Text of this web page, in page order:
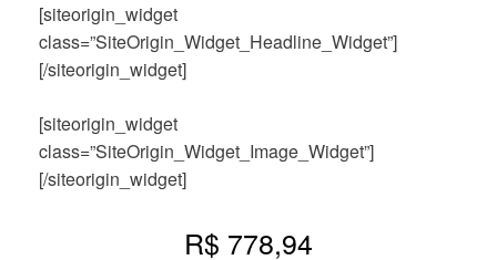
[siteorigin_widget
class=”SiteOrigin_Widget_Headline_Widget”]
[/siteorigin_widget]
[siteorigin_widget
class=”SiteOrigin_Widget_Image_Widget”]
[/siteorigin_widget]
R$ 778,94